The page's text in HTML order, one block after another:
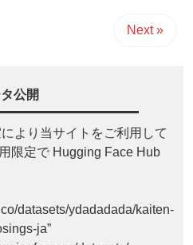
Next »
公開
より当サイトをご利用して
限定で Hugging Face Hub
datasets/ydadadada/kaiten-
ja”